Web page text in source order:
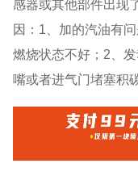
感器或其他部件出现
因：1、加的汽油有
燃烧状态不好；2、
嘴或者进气门堵塞积